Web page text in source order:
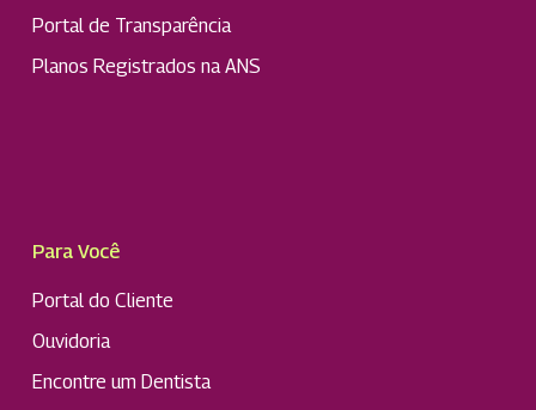
Portal de Transparência
Planos Registrados na ANS
Para Você
Portal do Cliente
Ouvidoria
Encontre um Dentista